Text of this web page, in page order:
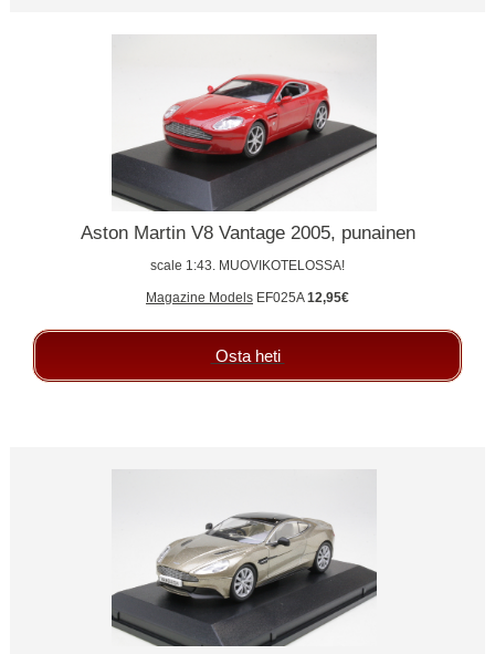
Aston Martin V8 Vantage 2005, punainen
scale 1:43. MUOVIKOTELOSSA!
Magazine Models EF025A12,95€
Osta heti